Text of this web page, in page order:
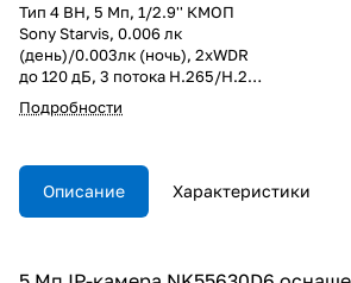
Тип 4 ВН, 5 Мп, 1/2.9'' КМОП
Sony Starvis, 0.006 лк
(день)/0.003лк (ночь), 2xWDR
до 120 дБ, 3 потока H.265/Н.264
HP/MP/BP, MJPEG, 30к/с,
2560x1920, объектив 2.8 / 3.6
стабилизация изображения,
электромеханический ИК-
фильтр, ИК-подсветка (до 25м),
Подробности
Описание Характеристики